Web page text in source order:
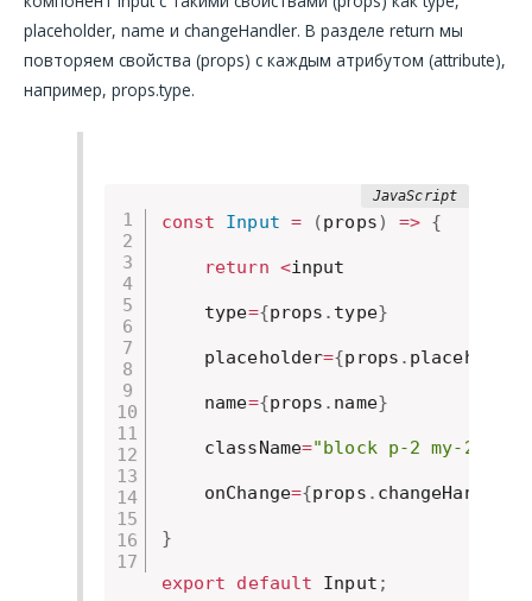
placeholder, name и changeHandler. В разделе return мы
повторяем свойства (props) с каждым атрибутом (attribute),
например, props.type.
const Input = (props) => {
return <input
    type
={props . type}
    placeholder
={props . placeholder
    name
={props . name}
    className
="block p-2 my-2
    onChange
={props . changeHandler
}
export default Input ;